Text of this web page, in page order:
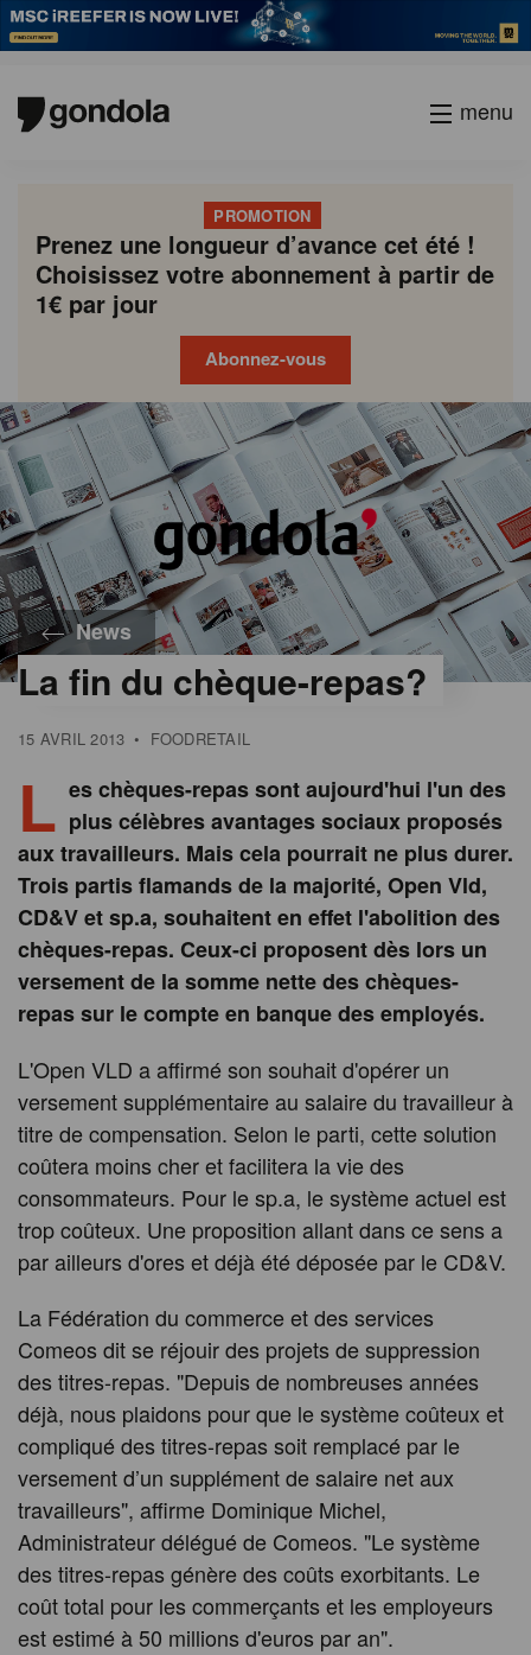
menu
PROMOTION
Prenez une longueur d’avance cet été !
Choisissez votre abonnement à partir de
1€ par jour
Abonnez-vous
News
La fin du chèque-repas?
15 AVRIL 2013 • FOODRETAIL
L es chèques-repas sont aujourd'hui l'un des
plus célèbres avantages sociaux proposés
aux travailleurs. Mais cela pourrait ne plus durer.
Trois partis flamands de la majorité, Open Vld,
CD&V et sp.a, souhaitent en effet l'abolition des
chèques-repas. Ceux-ci proposent dès lors un
versement de la somme nette des chèques-
repas sur le compte en banque des employés.
L'Open VLD a affirmé son souhait d'opérer un
versement supplémentaire au salaire du travailleur à
titre de compensation. Selon le parti, cette solution
coûtera moins cher et facilitera la vie des
consommateurs. Pour le sp.a, le système actuel est
trop coûteux. Une proposition allant dans ce sens a
par ailleurs d'ores et déjà été déposée par le CD&V.
La Fédération du commerce et des services
Comeos dit se réjouir des projets de suppression
des titres-repas. "Depuis de nombreuses années
déjà, nous plaidons pour que le système coûteux et
compliqué des titres-repas soit remplacé par le
versement d’un supplément de salaire net aux
travailleurs", affirme Dominique Michel,
Administrateur délégué de Comeos. "Le système
des titres-repas génère des coûts exorbitants. Le
coût total pour les commerçants et les employeurs
est estimé à 50 millions d'euros par an".
Gondola
academy
Gondola
society